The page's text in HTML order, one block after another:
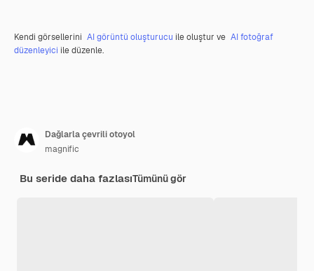
Kendi görsellerini AI görüntü oluşturucu ile oluştur ve AI fotoğraf
düzenleyici ile düzenle.
Dağlarla çevrili otoyol
magnific
Bu seride daha fazlasıTümünü gör